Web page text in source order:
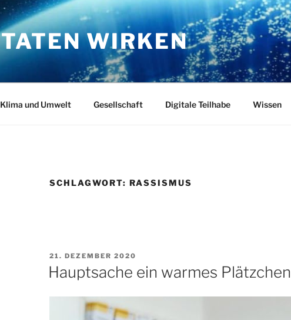
TATEN WIRKEN
Klima und Umwelt Gesellschaft Digitale Teilhabe Wissen
SCHLAGWORT: RASSISMUS
VERÖFFENTLICHT
AM
21. DEZEMBER 2020
Hauptsache ein warmes Plätzchen